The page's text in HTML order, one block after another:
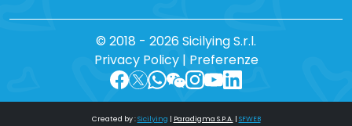
© 2018 - 2026 Sicilying S.r.l.
Privacy Policy| Preferenze
Created by :Sicilying | Paradigma S.P.A.| SFWEB